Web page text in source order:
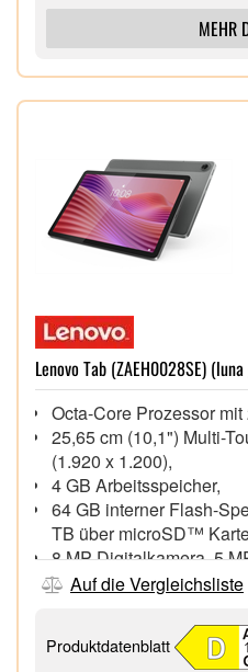
Windows® 11 HomeMEHR
Lenovo Tab (ZAEH0028SE)
Octa-Core Prozessor
25,65 cm (10,1") Multi-
(1.920 x 1.200),
4 GB Arbeitsspeicher,
64 GB interner Flash-
TB über microSD™
8 MP Digitalkamera, 5
Wi-Fi 5 (802.11ac),
Android™ 14.0
Hülle im Lieferumfang,
Auf die Vergleichsliste
Produktdatenblatt